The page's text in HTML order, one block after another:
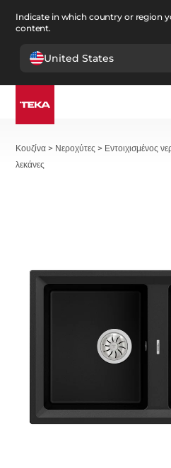
Indicate in which country or region
content.
United States
Κουζίνα > Νεροχύτες > Εντοιχισμένος
λεκάνες